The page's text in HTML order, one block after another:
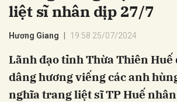
liệt sĩ nhân dịp 27/7
Hương Giang 19:58 25/07/2024
Lãnh đạo tỉnh Thừa Thiên Huế
dâng hương viếng các anh
nghĩa trang liệt sĩ TP Huế